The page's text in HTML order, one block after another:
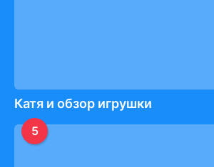
Катя и обзор игрушки
5